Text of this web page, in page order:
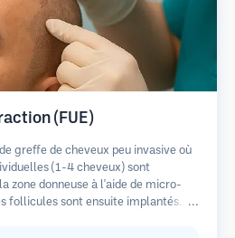
(FUE)
greffe de cheveux peu invasive où
(1-4 cheveux) sont
zone donneuse à l'aide de micro-
follicules sont ensuite implantés